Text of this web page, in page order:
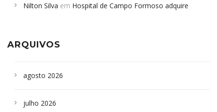
Campoformosenses que morreram em desabamentos são
Nilton Silva em Hospital de Campo Formoso adquire
ARQUIVOS
agosto 2026
julho 2026